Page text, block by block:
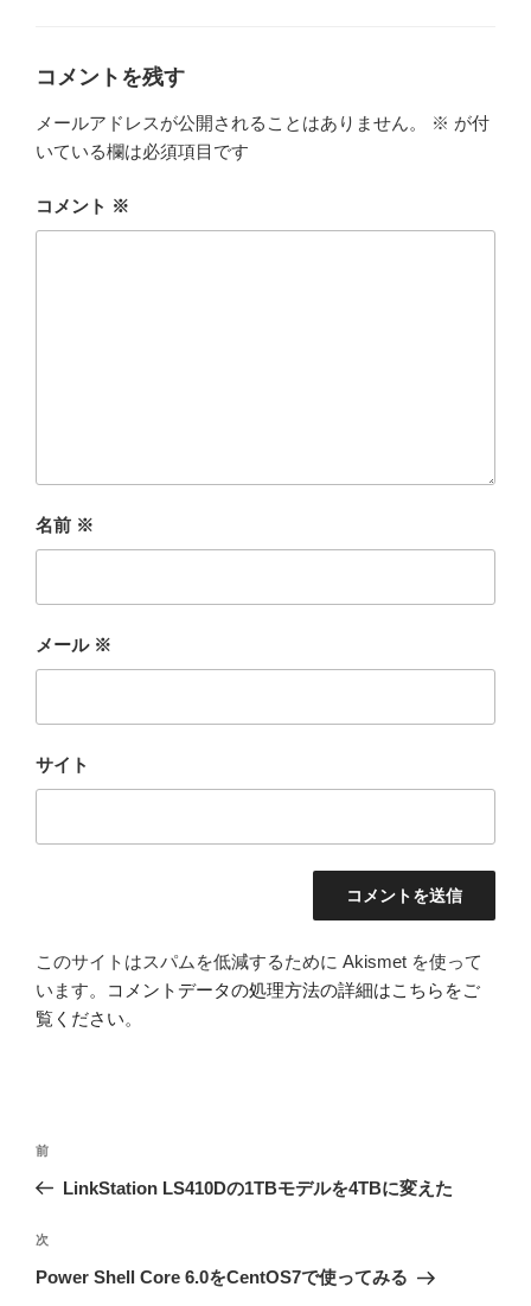
コメントを残す
メールアドレスが公開されることはありません。 ※ が付
いている欄は必須項目です
コメント ※
名前 ※
メール ※
サイト
このサイトはスパムを低減するために Akismet を使って
います。
コメントデータの処理方法の詳細はこちらをご
覧ください。
投
ビ
ゲ
前
の
稿
前
LinkStation LS410Dの1TBモデルを4TBに変えた
次
の
次
Power Shell Core 6.0をCentOS7で使ってみる